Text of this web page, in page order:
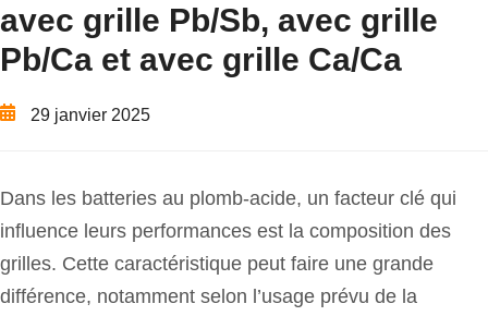
avec grille Pb/Sb, avec grille
Pb/Ca et avec grille Ca/Ca
29 janvier 2025
Dans les batteries au plomb-acide, un facteur clé qui
influence leurs performances est la composition des
grilles. Cette caractéristique peut faire une grande
différence, notamment selon l’usage prévu de la